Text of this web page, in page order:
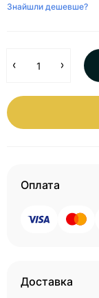
Знайшли дешевше?
Оплата
Доставка